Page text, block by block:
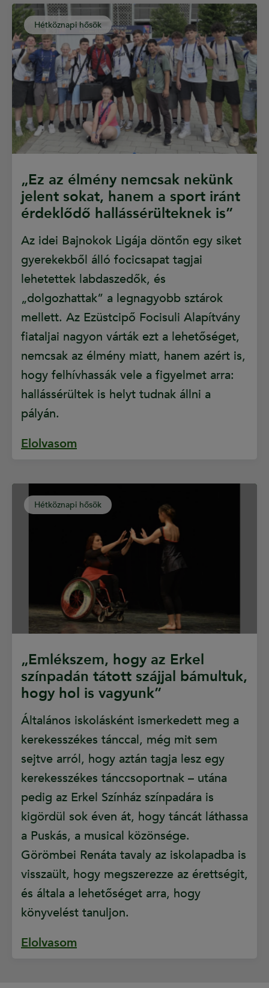
Hétköznapi hősök
„Ez az élmény nemcsak nekünk
jelent sokat, hanem a sport iránt
érdeklődő hallássérülteknek is”
Az idei Bajnokok Ligája döntőn egy siket
gyerekekből álló focicsapat tagjai
lehetettek labdaszedők, és
„dolgozhattak” a legnagyobb sztárok
mellett. Az Ezüstcipő Focisuli Alapítvány
fiataljai nagyon várták ezt a lehetőséget,
nemcsak az élmény miatt, hanem azért is,
hogy felhívhassák vele a figyelmet arra:
hallássérültek is helyt tudnak állni a
pályán.
Elolvasom
Hétköznapi hősök
„Emlékszem, hogy az Erkel
színpadán tátott szájjal bámultuk,
hogy hol is vagyunk”
Általános iskolásként ismerkedett meg a
kerekesszékes tánccal, még mit sem
sejtve arról, hogy aztán tagja lesz egy
kerekesszékes tánccsoportnak – utána
pedig az Erkel Színház színpadára is
kigördül sok éven át, hogy táncát láthassa
a Puskás, a musical közönsége.
Görömbei Renáta tavaly az iskolapadba is
visszaült, hogy megszerezze az érettségit,
és általa a lehetőséget arra, hogy
könyvelést tanuljon.
Elolvasom